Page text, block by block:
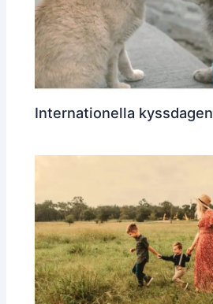
Internationella kyssdagen